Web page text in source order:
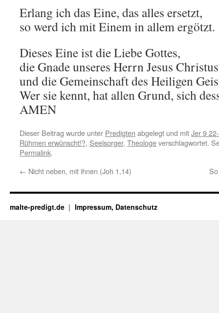
Erlang ich das Eine, das alles ersetzt,
so werd ich mit Einem in allem ergötzt.
Dieses Eine ist die Liebe Gottes,
die Gnade unseres Herrn Jesus Christus
und die Gemeinschaft des Heiligen
Wer sie kennt, hat allen Grund, sich
AMEN
Dieser Beitrag wurde unter Predigten abgelegt und mitJer 9
Rühmen erwünscht!?, Seelsorger, Theologeverschlagwortet.
Permalink.
← Nicht neben, mit ihnen (Joh 1,14)
malte-predigt.de Impressum, Datenschutz